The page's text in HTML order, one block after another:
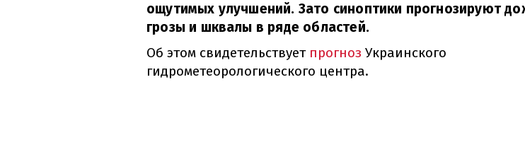
ощутимых улучшений. Зато синоптики прогнозируют
грозы и шквалы в ряде областей.
Об этом свидетельствует прогноз Украинского
гидрометеорологического центра.